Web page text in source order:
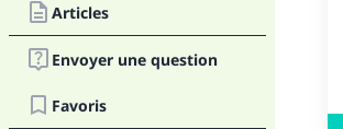
Articles
Envoyer une question
Favoris